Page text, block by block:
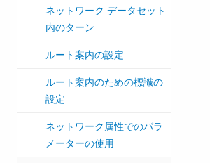
ネットワーク データセット
内のターン
ルート案内の設定
ルート案内のための標識の
設定
ネットワーク属性でのパラ
メーターの使用